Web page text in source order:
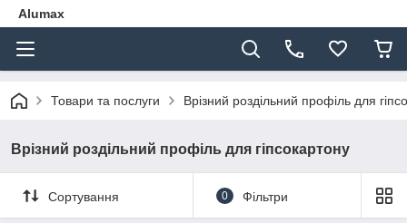
Alumax
Товари та послуги Врізний роздільний профіль для
Врізний роздільний профіль для гіпсокартону
Сортування 0 Фільтри